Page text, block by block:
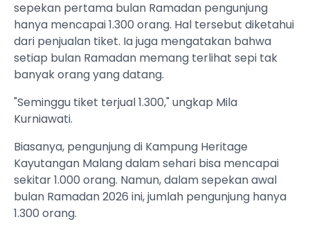
sepekan pertama bulan Ramadan pengunjung
hanya mencapai 1.300 orang. Hal tersebut diketahui
dari penjualan tiket. Ia juga mengatakan bahwa
setiap bulan Ramadan memang terlihat sepi tak
banyak orang yang datang.
"Seminggu tiket terjual 1.300," ungkap Mila
Kurniawati.
Biasanya, pengunjung di Kampung Heritage
Kayutangan Malang dalam sehari bisa mencapai
sekitar 1.000 orang. Namun, dalam sepekan awal
bulan Ramadan 2026 ini, jumlah pengunjung hanya
1.300 orang.